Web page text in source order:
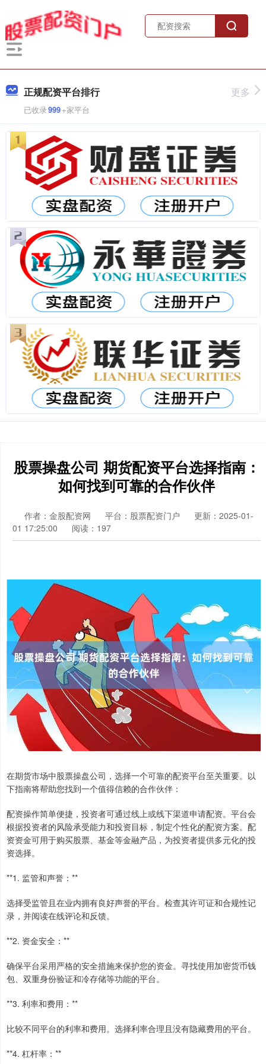
正规配资平台排行
已收录999+家平台
更多
股票操盘公司 期货配资平台选择指南：
如何找到可靠的合作伙伴
作者：金股配资网 平台：股票配资门户
更新：2025-01-
01 17:25:00
阅读：197
在期货市场中股票操盘公司，选择一个可靠的配资平台至关重要。以
下指南将帮助您找到一个值得信赖的合作伙伴：
配资操作简单便捷，投资者可通过线上或线下渠道申请配资。平台会
根据投资者的风险承受能力和投资目标，制定个性化的配资方案。配
资资金可用于购买股票、基金等金融产品，为投资者提供多元化的投
资选择。
**1. 监管和声誉：**
选择受监管且在业内拥有良好声誉的平台。检查其许可证和合规性记
录，并阅读在线评论和反馈。
**2. 资金安全：**
确保平台采用严格的安全措施来保护您的资金。寻找使用加密货币钱
包、双重身份验证和冷存储等功能的平台。
**3. 利率和费用：**
比较不同平台的利率和费用。选择利率合理且没有隐藏费用的平台。
**4. 杠杆率：**